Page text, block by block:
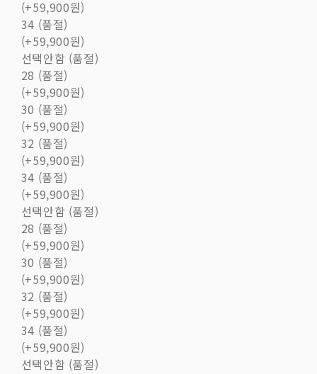
(+59,900원)
34 (품절)
(+59,900원)
선택안함 (품절)
28 (품절)
(+59,900원)
30 (품절)
(+59,900원)
32 (품절)
(+59,900원)
34 (품절)
(+59,900원)
선택안함 (품절)
28 (품절)
(+59,900원)
30 (품절)
(+59,900원)
32 (품절)
(+59,900원)
34 (품절)
(+59,900원)
선택안함 (품절)